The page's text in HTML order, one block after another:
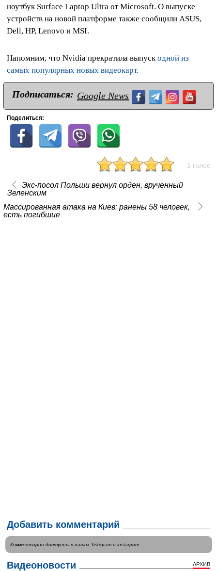
ноутбук Surface Laptop Ultra от Microsoft. О выпуске
устройств на новой платформе также сообщили ASUS,
Dell, HP, Lenovo и MSI.
Напомним, что Nvidia прекратила выпуск одной из
самых популярных новых видеокарт.
Подписаться: Google News
Поделиться:
1 голос
Экс-посол Польши вернул орден, врученный
Зеленским
Массированная атака на Киев: ранены 58 человек,
есть погибшие
Добавить комментарий
Комментарии доступны в наших Telegramи instagram.
Видеоновости АРХИВ